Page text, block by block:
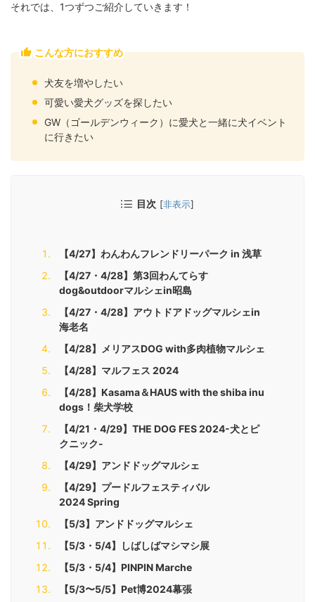
それでは、1つずつご紹介していきます！
こんな方におすすめ
犬友を増やしたい
可愛い愛犬グッズを探したい
GW（ゴールデンウィーク）に愛犬と一緒に犬イベント
に行きたい
目次 [非表示]
【4/27】わんわんフレンドリーパーク in 浅草
【4/27・4/28】第3回わんてらす
dog&outdoorマルシェin昭島
【4/27・4/28】アウトドアドッグマルシェin
海老名
【4/28】メリアスDOG with多肉植物マルシェ
【4/28】マルフェス 2024
【4/28】Kasama＆HAUS with the shiba inu
dogs！柴犬学校
【4/21・4/29】THE DOG FES 2024-犬とピ
クニック-
【4/29】アンドドッグマルシェ
【4/29】プードルフェスティバル
2024 Spring
【5/3】アンドドッグマルシェ
【5/3・5/4】しばしばマシマシ展
【5/3・5/4】PINPIN Marche
【5/3〜5/5】Pet博2024幕張